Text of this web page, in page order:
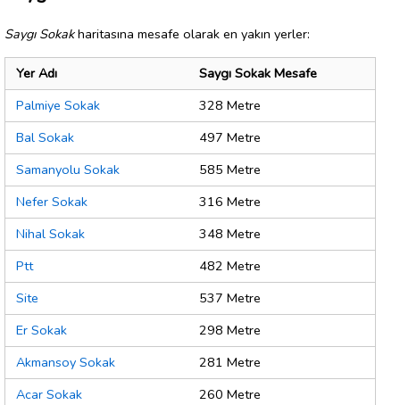
Saygı Sokakharitasına mesafe olarak en yakın yerler:
Yer Adı
Saygı Sokak Mesafe
Palmiye Sokak
328 Metre
Bal Sokak
497 Metre
Samanyolu Sokak
585 Metre
Nefer Sokak
316 Metre
Nihal Sokak
348 Metre
Ptt
482 Metre
Site
537 Metre
Er Sokak
298 Metre
Akmansoy Sokak
281 Metre
Acar Sokak
260 Metre